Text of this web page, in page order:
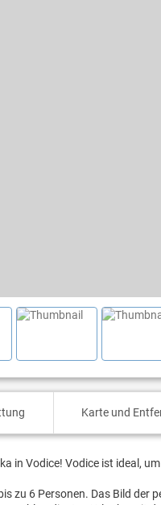
Karte und
in Vodice! Vodice ist ideal,
zu 6 Personen. Das Bild